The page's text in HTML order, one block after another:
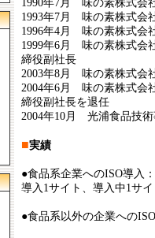
1990年7月 味の素株式会
1993年7月 味の素株式会
1996年4月 味の素株式
1999年6月 味の素株式会
締役副社長
2003年8月 味の素株式会
2004年6月 味の素株式会
締役副社長を退任
2004年10月 光浦食品技
■実績
●食品系企業へのISO導入
導入1サイト、導入中1サ
●食品系以外の企業への